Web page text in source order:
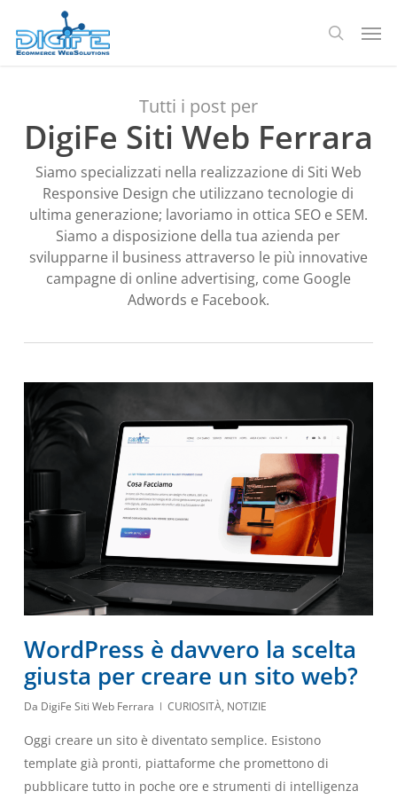
contenuto
ricerca
Tutti i post per
DigiFe Siti Web Ferrara
Siamo specializzati nella realizzazione di Siti Web
Responsive Design che utilizzano tecnologie di
ultima generazione; lavoriamo in ottica SEO e SEM.
Siamo a disposizione della tua azienda per
svilupparne il business attraverso le più innovative
campagne di online advertising, come Google
Adwords e Facebook.
WordPress è davvero la scelta
giusta per creare un sito web?
Da DigiFe Siti Web Ferrara CURIOSITÀ, NOTIZIE
Oggi creare un sito è diventato semplice. Esistono
template già pronti, piattaforme che promettono di
pubblicare tutto in poche ore e strumenti di intelligenza